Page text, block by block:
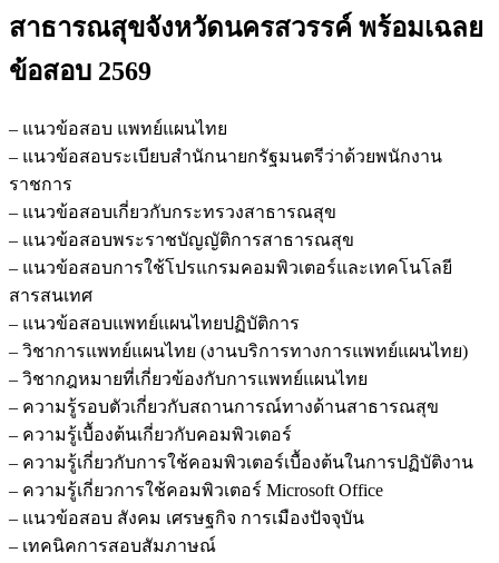
สำนักงาน
สาธารณสุข
นครสวรรค์
ชิ้น
สาธารณสุขจังหวัดนครสวรรค์ พร้อมเฉลย
ข้อสอบ 2569
– แนวข้อสอบ แพทย์แผนไทย
– แนวข้อสอบระเบียบสำนักนายกรัฐมนตรีว่าด้วยพนักงาน
ราชการ
– แนวข้อสอบเกี่ยวกับกระทรวงสาธารณสุข
– แนวข้อสอบพระราชบัญญัติการสาธารณสุข
– แนวข้อสอบการใช้โปรแกรมคอมพิวเตอร์และเทคโนโลยี
สารสนเทศ
– แนวข้อสอบแพทย์แผนไทยปฏิบัติการ
– วิชาการแพทย์แผนไทย (งานบริการทางการแพทย์แผนไทย)
– วิชากฎหมายที่เกี่ยวข้องกับการแพทย์แผนไทย
– ความรู้รอบตัวเกี่ยวกับสถานการณ์ทางด้านสาธารณสุข
– ความรู้เบื้องต้นเกี่ยวกับคอมพิวเตอร์
– ความรู้เกี่ยวกับการใช้คอมพิวเตอร์เบื้องต้นในการปฏิบัติงาน
– ความรู้เกี่ยวการใช้คอมพิวเตอร์ Microsoft Office
– แนวข้อสอบ สังคม เศรษฐกิจ การเมืองปัจจุบัน
– เทคนิคการสอบสัมภาษณ์